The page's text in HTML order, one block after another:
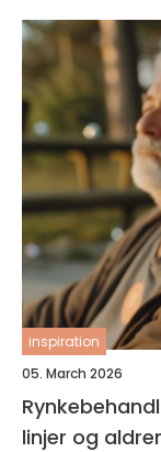
inspiration
05. March 2026
Rynkebehandling hva fungerer
linjer og